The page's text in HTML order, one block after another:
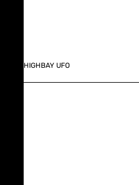
HIGHBAY UFO